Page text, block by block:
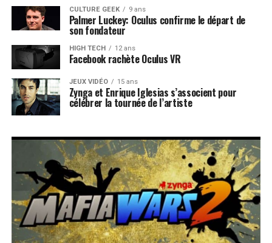
CULTURE GEEK 9 ans
Palmer Luckey: Oculus confirme le départ de
son fondateur
HIGH TECH 12 ans
Facebook rachète Oculus VR
JEUX VIDÉO 15 ans
Zynga et Enrique Iglesias s’associent pour
célébrer la tournée de l’artiste